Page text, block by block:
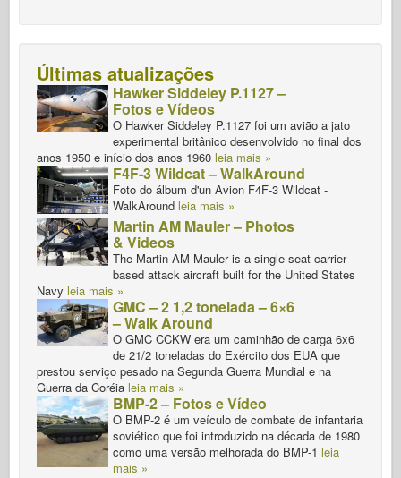
Últimas atualizações
Hawker Siddeley P.1127 –
Fotos e Vídeos
O Hawker Siddeley P.1127 foi um avião a jato
experimental britânico desenvolvido no final dos
anos 1950 e início dos anos 1960 leia mais »
F4F-3 Wildcat – WalkAround
Foto do álbum d'un Avion F4F-3 Wildcat -
WalkAround leia mais »
Martin AM Mauler – Photos
& Videos
The Martin AM Mauler is a single-seat carrier-
based attack aircraft built for the United States
Navy leia mais »
GMC – 2 1,2 tonelada – 6×6
– Walk Around
O GMC CCKW era um caminhão de carga 6x6
de 21/2 toneladas do Exército dos EUA que
prestou serviço pesado na Segunda Guerra Mundial e na
Guerra da Coréia leia mais »
BMP-2 – Fotos e Vídeo
O BMP-2 é um veículo de combate de infantaria
soviético que foi introduzido na década de 1980
como uma versão melhorada do BMP-1 leia
mais »